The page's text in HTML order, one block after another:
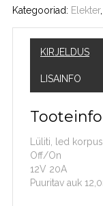
Kategooriad: Elekter,
KIRJELDUS
LISAINFO
Tooteinfo
Lüliti, led
Off/On
12V 20A
Puuritav auk